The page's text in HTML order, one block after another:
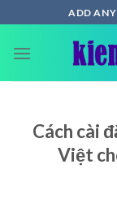
to
content
ADD
Cách cài
Việt